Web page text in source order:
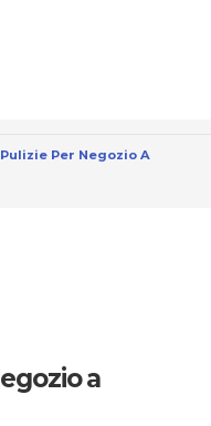
Per Negozio A
a